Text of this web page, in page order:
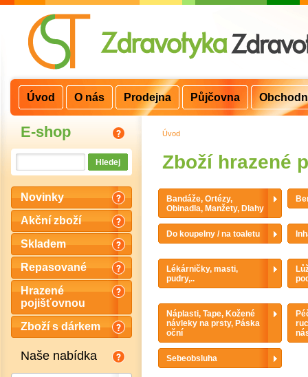
E-shop
Novinky
Akční zboží
Skladem
Repasované
Hrazené
pojišťovnou
Zboží s dárkem
Naše nabídka
Úvod
Zboží hrazené
Bandáže, Ortézy,
Obinadla, Manžety, Dlahy
Do koupelny / na toaletu
Lékárničky, masti,
pudry,..
Náplasti, Tape, Kožené
návleky na prsty, Páska
oční
Sebeobsluha
Úvod O nás Prodejna Půjčovna